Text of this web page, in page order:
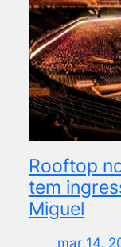
Rooftop
tem
Miguel
mar 14,